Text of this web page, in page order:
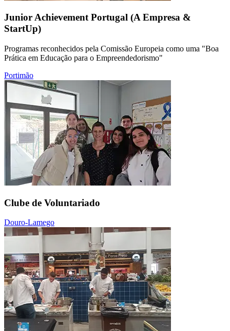
Junior Achievement Portugal (A Empresa &
StartUp)
Programas reconhecidos pela Comissão Europeia como uma "Boa
Prática em Educação para o Empreendedorismo"
Portimão
Clube de Voluntariado
Douro-Lamego